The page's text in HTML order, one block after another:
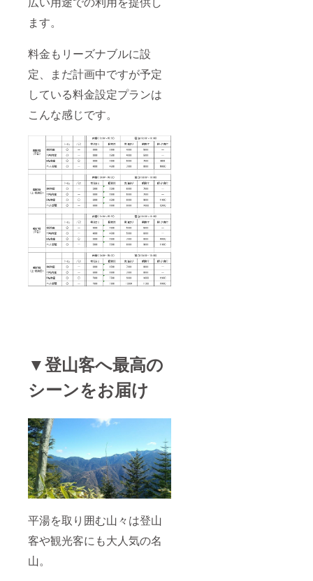
ます。
料金もリーズナブルに設
定、まだ計画中ですが予定
している料金設定プランは
こんな感じです。
▼登山客へ最高の
シーンをお届け
平湯を取り囲む山々は登山
客や観光客にも大人気の名
山。